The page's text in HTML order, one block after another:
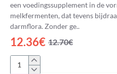
een voedingssupplement in de
melkfermenten, dat tevens
darmflora. Zonder ge..
12.36€ 12.70€
Pediakid